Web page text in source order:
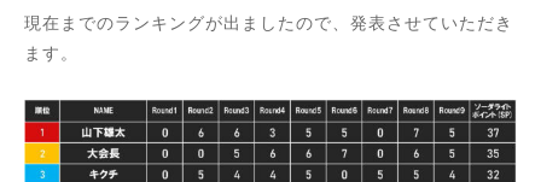
現在までのランキングが出ましたので、発表させていただき
ます。